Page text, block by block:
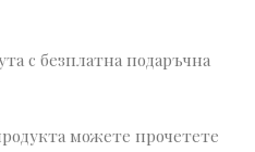
с безплатна подаръчна
можете прочетете